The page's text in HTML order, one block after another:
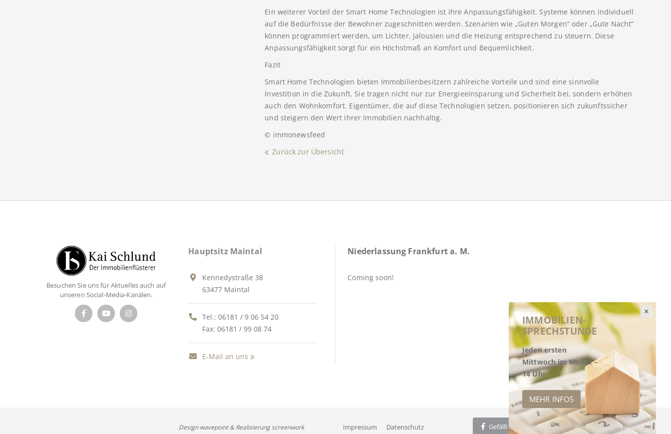
Ein weiterer Vorteil der Smart Home Technologien ist ihre Anpassungsfähigkeit. Systeme können individuell
auf die Bedürfnisse der Bewohner zugeschnitten werden. Szenarien wie „Guten Morgen“ oder „Gute Nacht“
können programmiert werden, um Lichter, Jalousien und die Heizung entsprechend zu steuern. Diese
Anpassungsfähigkeit sorgt für ein Höchstmaß an Komfort und Bequemlichkeit.
Fazit
Smart Home Technologien bieten Immobilienbesitzern zahlreiche Vorteile und sind eine sinnvolle
Investition in die Zukunft. Sie tragen nicht nur zur Energieeinsparung und Sicherheit bei, sondern erhöhen
auch den Wohnkomfort. Eigentümer, die auf diese Technologien setzen, positionieren sich zukunftssicher
und steigern den Wert ihrer Immobilien nachhaltig.
© immonewsfeed
Zurück zur Übersicht
IMMOBILIEN-
SPRECHSTUNDE
Jeden ersten
Mittwoch im Monat –
14 Uhr
MEHR INFOS
Besuchen Sie uns für Aktuelles auch auf
unseren Social-Media-Kanälen.
Hauptsitz Maintal
Kennedystraße 38
63477 Maintal
Tel.:06181 / 9 06 54 20
Fax: 06181 / 99 08 74
E-Mail an uns
Niederlassung Frankfurt a. M.
Coming soon!
Design wavepoint & Realisierung screenwork Impressum Datenschutz Gefällt mir Twittern Empfehlen